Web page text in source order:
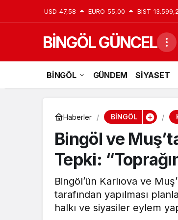
USD 47,58 EURO 55,00 BIST
BİNGÖL GÜNCEL
BİNGÖL GÜNDEM SİYASET
Haberler BİNGÖL
Bingöl ve
Tepki:
Bingöl’ün Karlıova ve
tarafından yapılması
halkı ve siyasiler eylem